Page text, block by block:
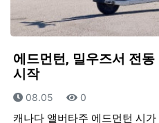
에드먼턴, 밀우즈서 전
시작
등록일
08.05 조회
0
캐나다 앨버타주 에드먼턴 시